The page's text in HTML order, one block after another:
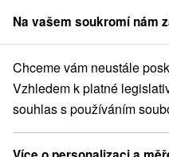
člen skupinySorger
Pobyty na Slovensku
Letní pobyty
Na vašem soukromí nám
Chceme vám neustále
Vzhledem k platné
souhlas s používáním